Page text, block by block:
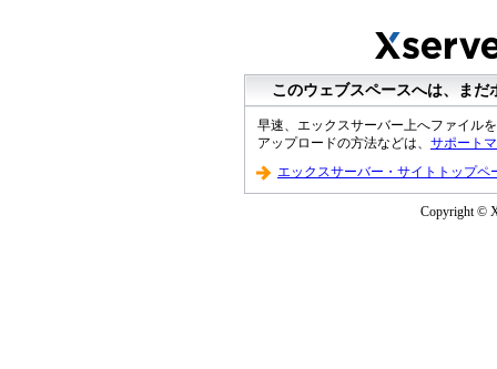
このウェブスペースへは、ま
早速、エックスサーバー上へファイル
アップロードの方法などは、 サポート
エックスサーバー・サイトトップペ
Copyright ©